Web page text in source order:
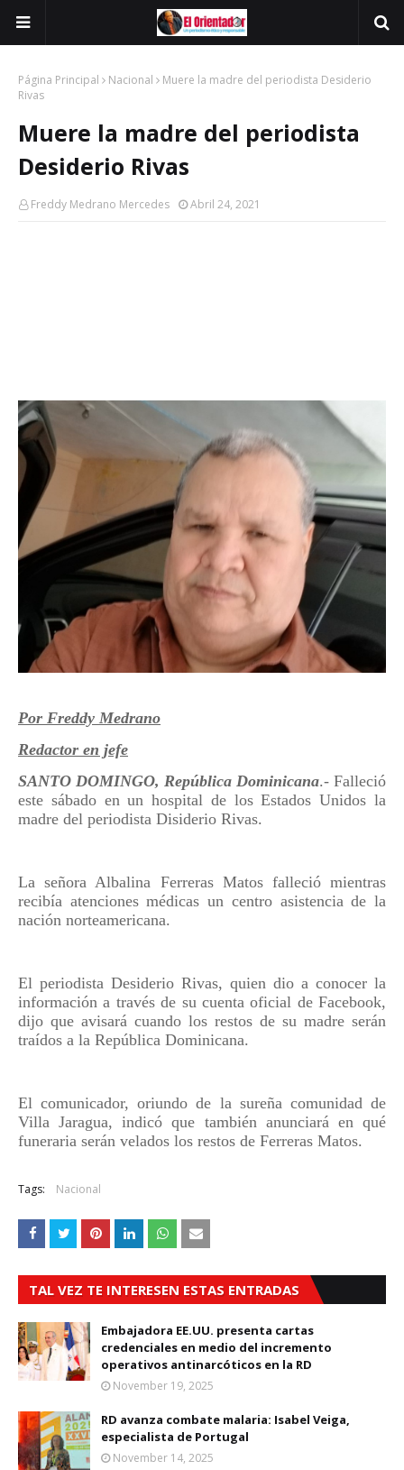
Página Principal Nacional
Muere la madre del periodista Desiderio
Rivas
Muere la madre del periodista
Desiderio Rivas
Freddy Medrano Mercedes Abril 24, 2021
Por Freddy Medrano
Redactor en jefe
SANTO DOMINGO, República Dominicana.- Falleció
este sábado en un hospital de los Estados Unidos la
madre del periodista Disiderio Rivas.
La señora Albalina Ferreras Matos falleció mientras
recibía atenciones médicas un centro asistencia de la
nación norteamericana.
El periodista Desiderio Rivas, quien dio a conocer la
información a través de su cuenta oficial de Facebook,
dijo que avisará cuando los restos de su madre serán
traídos a la República Dominicana.
El comunicador, oriundo de la sureña comunidad de
Villa Jaragua, indicó que también anunciará en qué
funeraria serán velados los restos de Ferreras Matos.
Tags: Nacional
TAL VEZ TE INTERESEN ESTAS ENTRADAS
Embajadora EE.UU. presenta cartas
credenciales en medio del incremento
operativos antinarcóticos en la RD
November 19, 2025
RD avanza combate malaria: Isabel Veiga,
especialista de Portugal
November 14, 2025